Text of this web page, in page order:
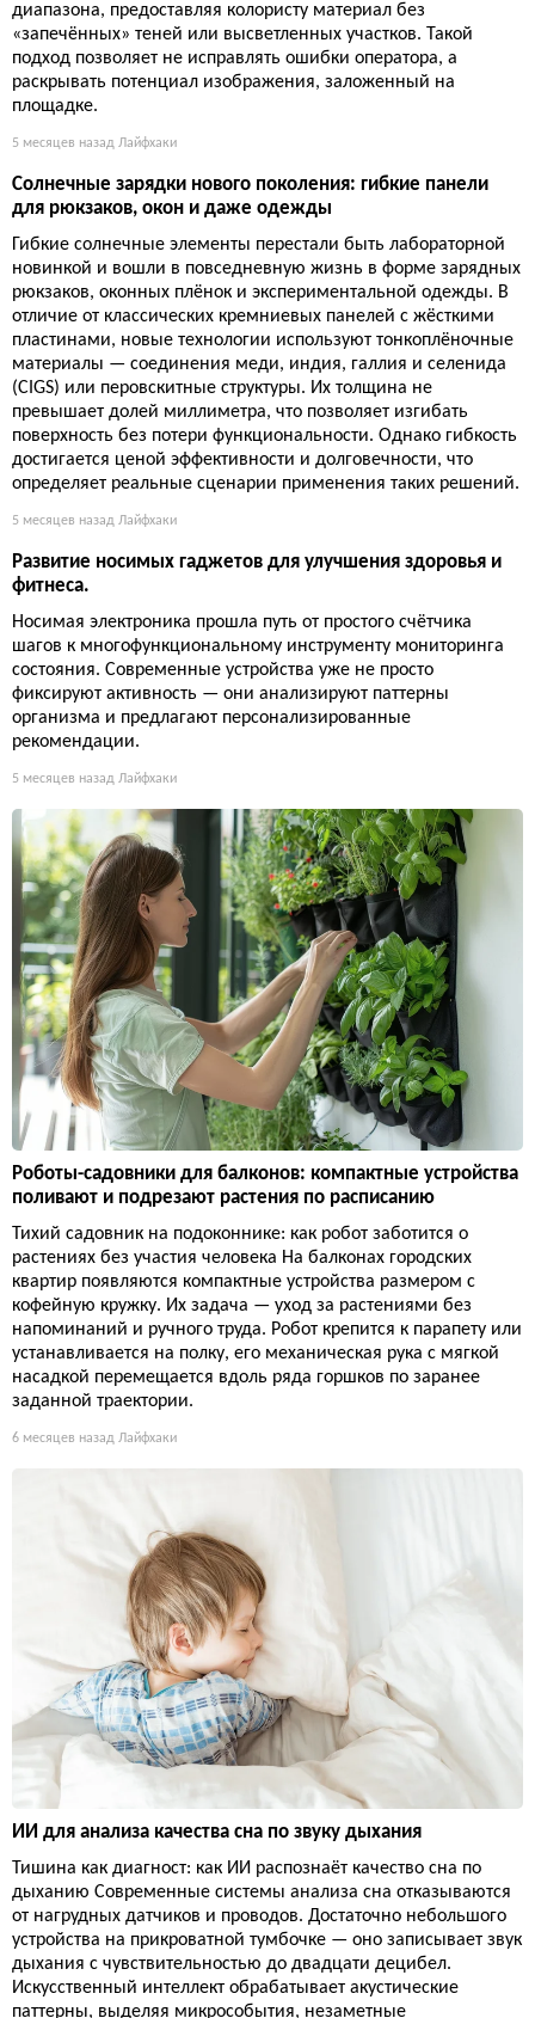
диапазона, предоставляя колористу материал без
«запечённых» теней или высветленных участков. Такой
подход позволяет не исправлять ошибки оператора, а
раскрывать потенциал изображения, заложенный на
площадке.
5 месяцев назад Лайфхаки
Солнечные зарядки нового поколения: гибкие панели
для рюкзаков, окон и даже одежды
Гибкие солнечные элементы перестали быть лабораторной
новинкой и вошли в повседневную жизнь в форме зарядных
рюкзаков, оконных плёнок и экспериментальной одежды. В
отличие от классических кремниевых панелей с жёсткими
пластинами, новые технологии используют тонкоплёночные
материалы — соединения меди, индия, галлия и селенида
(CIGS) или перовскитные структуры. Их толщина не
превышает долей миллиметра, что позволяет изгибать
поверхность без потери функциональности. Однако гибкость
достигается ценой эффективности и долговечности, что
определяет реальные сценарии применения таких решений.
5 месяцев назад Лайфхаки
Развитие носимых гаджетов для улучшения здоровья и
фитнеса.
Носимая электроника прошла путь от простого счётчика
шагов к многофункциональному инструменту мониторинга
состояния. Современные устройства уже не просто
фиксируют активность — они анализируют паттерны
организма и предлагают персонализированные
рекомендации.
5 месяцев назад Лайфхаки
Роботы-садовники для балконов: компактные устройства
поливают и подрезают растения по расписанию
Тихий садовник на подоконнике: как робот заботится о
растениях без участия человека На балконах городских
квартир появляются компактные устройства размером с
кофейную кружку. Их задача — уход за растениями без
напоминаний и ручного труда. Робот крепится к парапету или
устанавливается на полку, его механическая рука с мягкой
насадкой перемещается вдоль ряда горшков по заранее
заданной траектории.
6 месяцев назад Лайфхаки
ИИ для анализа качества сна по звуку дыхания
Тишина как диагност: как ИИ распознаёт качество сна по
дыханию Современные системы анализа сна отказываются
от нагрудных датчиков и проводов. Достаточно небольшого
устройства на прикроватной тумбочке — оно записывает звук
дыхания с чувствительностью до двадцати децибел.
Искусственный интеллект обрабатывает акустические
паттерны, выделяя микрособытия, незаметные